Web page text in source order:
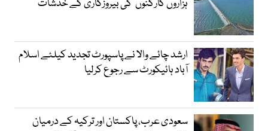
ہزاروں کارکنوں کی بیروزگاری کے خدشات
ارشد چائے والا نے پاسپورٹ تجدید کیلئے اسلام
آباد ہائیکورٹ سے رجوع کرلیا
سعودی عرب، پاکستان اور ترکیہ کے درمیان